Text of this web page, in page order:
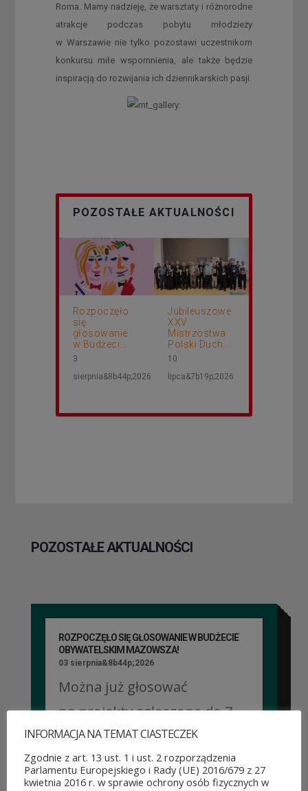
Roma. Mamy nadzieję, że warsztaty i różnorodne
atrakcje podczas pobytu młodzieży
w Warszawie nie tylko pozostawi uczestnikom
konkursu miłe wspomnienia, ale także będzie
inspiracją do rozwijania ich dziennikarskich pasji.
POZOSTAŁE AKTUALNOŚCI
Rozpoczęło
się
głosowanie
w Budżeci...
3
sierpnia&8b44p;2026
Jubileuszowe
XXV
Mistrzostwa
Polski Duch...
10
lipca&7b19p;2026
POZOSTAŁE AKTUALNOŚCI
ROZPOCZĘŁO SIĘ GŁOSOWANIE W BUDŻECIE
OBYWATELSKIM MAZOWSZA!
03 sierpnia&8b44p;2026
Można już głosować
na projekty zgłoszone do 7.
edycji Budżetu
Obywatelskiego Mazowsza.
To mieszkańcy zdecydują,
INFORMACJA NA TEMAT CIASTECZEK
Zgodnie z art. 13 ust. 1 i ust. 2 rozporządzenia
Parlamentu Europejskiego i Rady (UE) 2016/679 z 27
kwietnia 2016 r. w sprawie ochrony osób fizycznych w